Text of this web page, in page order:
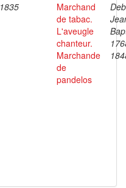
1835
Marchand
de tabac.
L'aveugle
chanteur.
Marchande
de
pandelos